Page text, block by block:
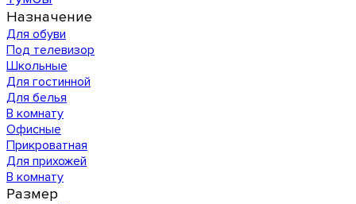
Назначение
Для обуви
Под телевизор
Школьные
Для гостинной
Для белья
В комнату
Офисные
Прикроватная
Для прихожей
В комнату
Размер